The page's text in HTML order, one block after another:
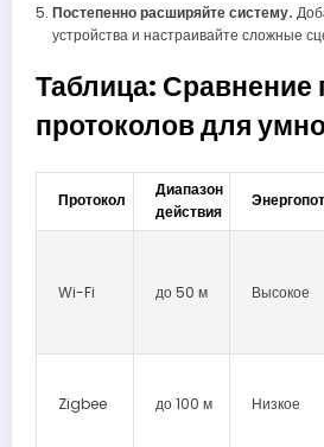
Постепенно расширяйте систему.
устройства и настраивайте сложные
Таблица:
протоколов для
Протокол
Диапазон
действия
Wi-Fi до 50 м Высокое
Zigbee до 100 м Низкое